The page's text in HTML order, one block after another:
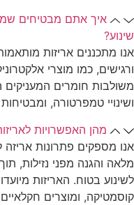
איך אתם מבטיחים
שינוע?
אנו מתכננים אריזות
ורגישים, כמו מוצרי
משולבות חומרים המעניקים
ושינויי טמפרטורה,
מהן האפשרויות
אנו מספקים פתרונות
מלאה והגנה מפני נזילות,
לשינוע בטוח. האריזות
קוסמטיקה, ומוצרים